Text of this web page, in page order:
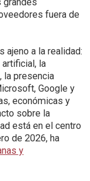
fuera de
ajeno a la realidad:
la
la presencia
Google y
económicas y
sobre la
está en el centro
de 2026, ha
y